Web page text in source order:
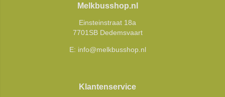
Melkbusshop.nl
Einsteinstraat 18a
7701SB Dedemsvaart
E: info@melkbusshop.nl
Klantenservice